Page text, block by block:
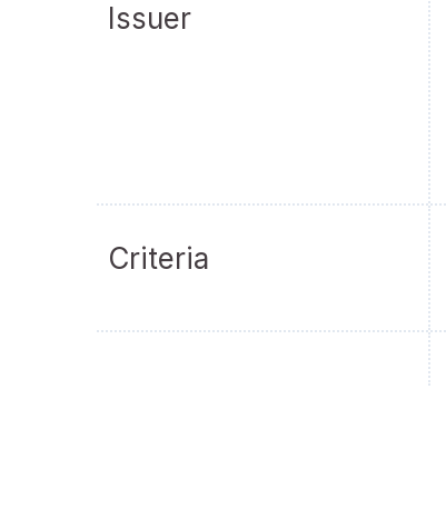
Issuer
Criteria